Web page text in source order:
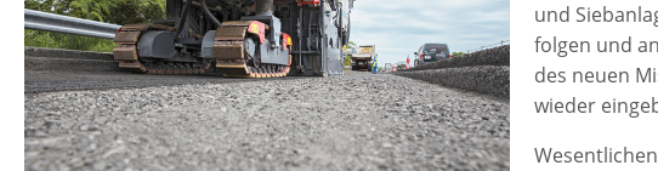
und
folgen und
des neuen
wieder